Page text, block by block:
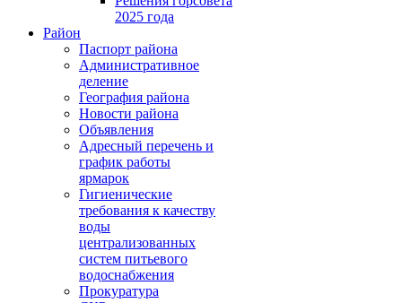
2025 года
Район
Паспорт района
Административное
деление
География района
Новости района
Объявления
Адресный перечень и
график работы
ярмарок
Гигиенические
требования к качеству
воды
централизованных
систем питьевого
водоснабжения
Прокуратура